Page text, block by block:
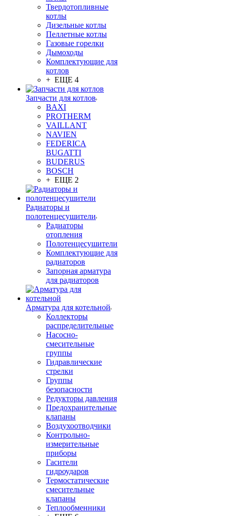
Твердотопливные
котлы
Дизельные котлы
Пеллетные котлы
Газовые горелки
Дымоходы
Комплектующие для
котлов
+ ЕЩЕ 4
Запчасти для котлов
BAXI
PROTHERM
VAILLANT
NAVIEN
FEDERICA
BUGATTI
BUDERUS
BOSCH
+ ЕЩЕ 2
Радиаторы и
полотенцесушители
Радиаторы
отопления
Полотенцесушители
Комплектующие для
радиаторов
Запорная арматура
для радиаторов
Арматура для котельной
Коллекторы
распределительные
Насосно-
смесительные
группы
Гидравлические
стрелки
Группы
безопасности
Редукторы давления
Предохранительные
клапаны
Воздухоотводчики
Контрольно-
измерительные
приборы
Гасители
гидроударов
Термостатические
смесительные
клапаны
Теплообменники